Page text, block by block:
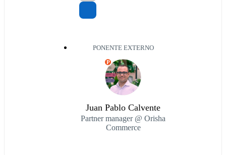
PONENTE EXTERNO
P
Juan Pablo Calvente
Partner manager @ Orisha
Commerce